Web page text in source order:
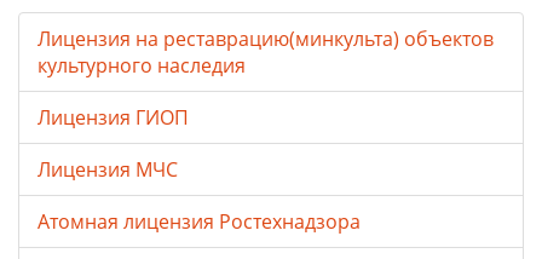
Лицензия на реставрацию(минкульта) объектов
культурного наследия
Лицензия ГИОП
Лицензия МЧС
Атомная лицензия Ростехнадзора